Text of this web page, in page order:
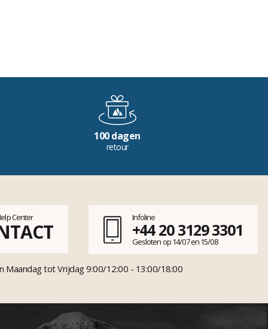
100 dagen
retour
Center Infoline
+44 20 3129 3301
Gesloten op 14/07 en 15/08
Maandag tot Vrijdag 9:00/12:00 - 13:00/18:00